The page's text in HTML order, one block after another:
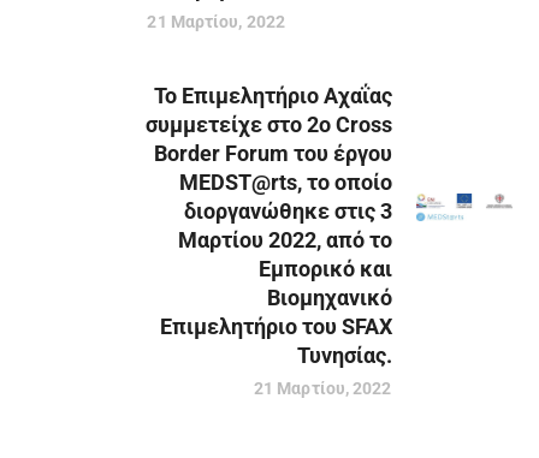
21 Μαρτίου, 2022
Το Επιμελητήριο Αχαΐας
συμμετείχε στο 2ο Cross
Border Forum του έργου
MEDST@rts, το οποίο
διοργανώθηκε στις 3
Μαρτίου 2022, από το
Εμπορικό και
Βιομηχανικό
Επιμελητήριο του SFAX
Τυνησίας.
21 Μαρτίου, 2022